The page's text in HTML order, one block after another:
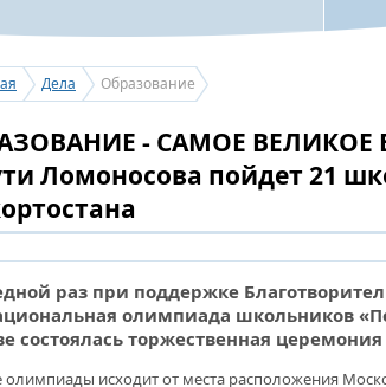
ПЕРВОГО ПРЕЗИДЕНТА
БЛАГОТВОРИТЕЛЬНОГО ФОНДА
М.Г.РАХИМОВА
ИЗДАН XХХV ТОМ «ИСТОРИИ
РОДОВ»
МЕНЬШЕ НЕ СТАНОВИТСЯ
В
Дела Образование
- САМОЕ ВЕЛИКОЕ
Ломоносова пойдет 21
раз при поддержке
олимпиада школьников
состоялась торжественная
олимпиады исходит от места расположения